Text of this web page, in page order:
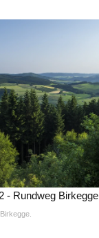
- Rundweg Birkegge